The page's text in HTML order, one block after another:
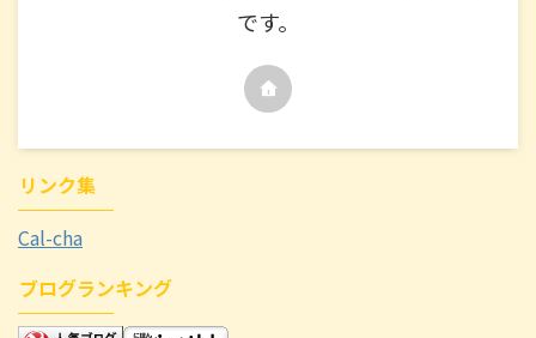
です。
リンク集
Cal-cha
ブログランキング